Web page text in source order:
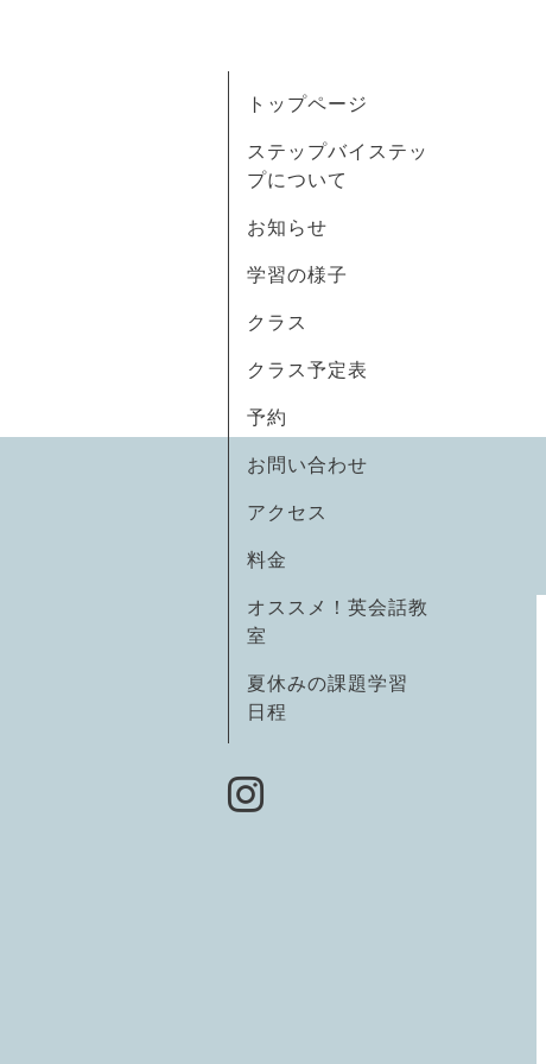
トップページ
ステップバイステッ
プについて
お知らせ
学習の様子
クラス
クラス予定表
予約
お問い合わせ
アクセス
料金
オススメ！英会話教
室
夏休みの課題学習
日程